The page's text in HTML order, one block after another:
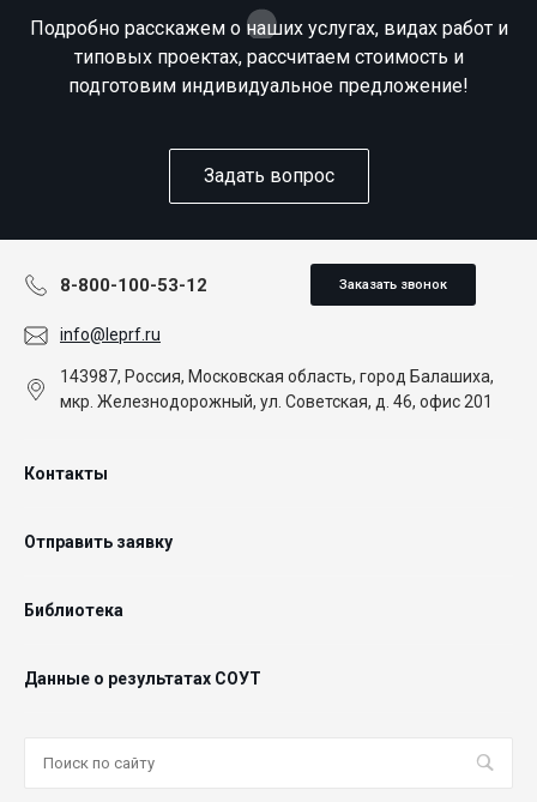
Подробно расскажем о наших услугах, видах работ и
типовых проектах, рассчитаем стоимость и
подготовим индивидуальное предложение!
Задать вопрос
8-800-100-53-12 Заказать звонок
info@leprf.ru
143987, Россия, Московская область, город Балашиха,
мкр. Железнодорожный, ул. Советская, д. 46, офис 201
Контакты
Отправить заявку
Библиотека
Данные о результатах СОУТ